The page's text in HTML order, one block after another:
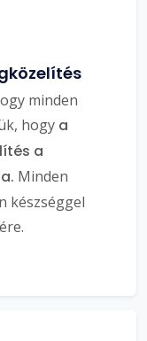
minden
hogy a
a
Minden
készséggel